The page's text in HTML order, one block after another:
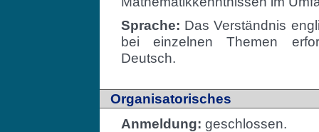
Sprache: Das Verständnis
bei einzelnen Themen
Deutsch.
Organisatorisches
Anmeldung: geschlossen.